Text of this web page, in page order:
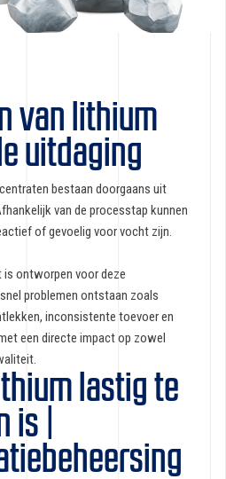
van lithium
uitdaging
bestaan doorgaans uit
van de processtap kunnen
of gevoelig voor vocht zijn.
is ontworpen voor deze
problemen ontstaan zoals
inconsistente toevoer en
een directe impact op zowel
lastig te
|